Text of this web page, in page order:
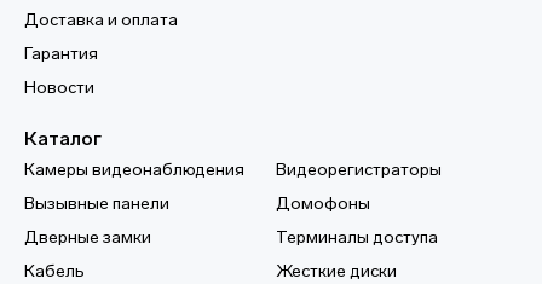
Доставка и оплата
Гарантия
Новости
Каталог
Камеры видеонаблюдения
Видеорегистраторы
Вызывные панели
Домофоны
Дверные замки
Терминалы доступа
Кабель
Жесткие диски